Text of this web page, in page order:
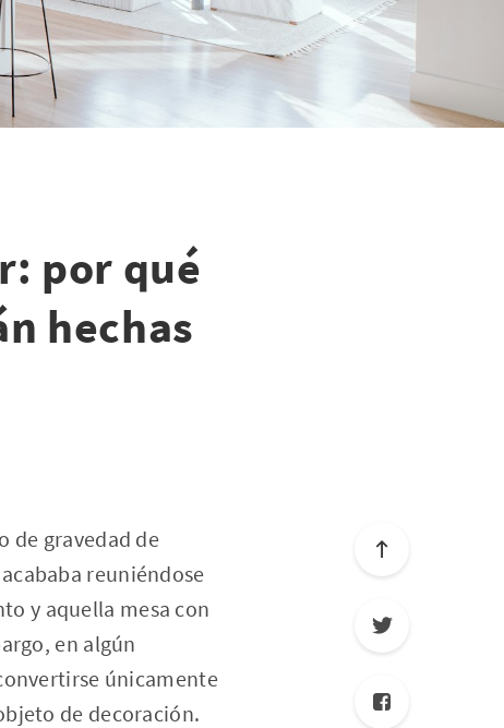
por qué
hechas
de gravedad de
reuniéndose
y aquella mesa con
en algún
únicamente
de decoración.